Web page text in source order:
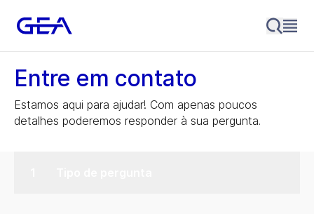
Entre em contato
Estamos aqui para ajudar! Com apenas poucos
detalhes poderemos responder à sua pergunta.